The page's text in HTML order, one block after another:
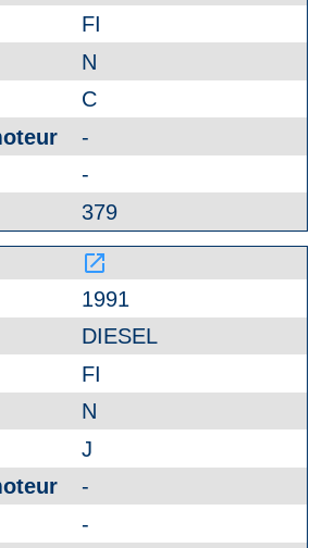
FI
N
C
-
-
379
launch
1991
DIESEL
FI
N
J
-
-